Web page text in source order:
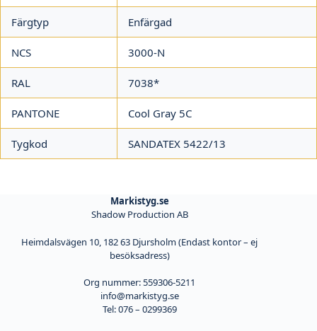
Färgtyp Enfärgad
NCS 3000-N
RAL 7038*
PANTONE Cool Gray 5C
Tygkod SANDATEX 5422/13
Markistyg.se
Shadow Production AB
Heimdalsvägen 10, 182 63 Djursholm (Endast kontor – ej
besöksadress)
Org nummer: 559306-5211
info@markistyg.se
Tel: 076 – 0299369